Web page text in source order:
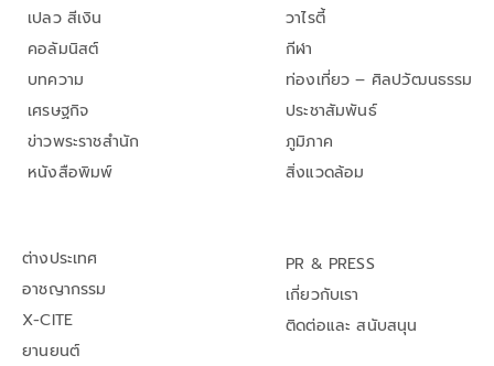
เปลว สีเงิน
คอลัมนิสต์
บทความ
เศรษฐกิจ
ข่าวพระราชสำนัก
หนังสือพิมพ์
วาไรตี้
กีฬา
ท่องเที่ยว – ศิลปวัฒนธรรม
ประชาสัมพันธ์
ภูมิภาค
สิ่งแวดล้อม
ต่างประเทศ
อาชญากรรม
X-CITE
ยานยนต์
PR & PRESS
เกี่ยวกับเรา
ติดต่อและ สนับสนุน